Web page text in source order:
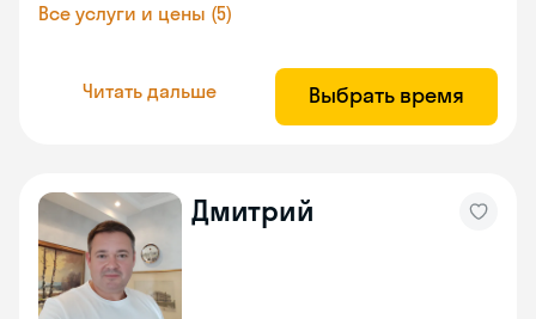
Все услуги и цены (5)
Читать дальше Выбрать время
Дмитрий